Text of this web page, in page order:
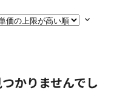
かりませんでし